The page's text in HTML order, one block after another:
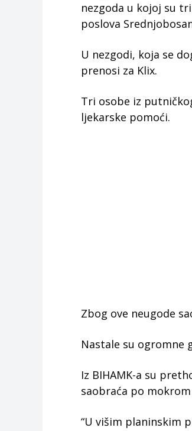
nezgoda u kojoj su
poslova
U nezgodi, koja se
prenosi za Klix.
Tri osobe iz
ljekarske pomoći.
Zbog ove neugode
Nastale su ogromne
Iz BIHAMK-a su
saobraća po
“U višim planinskim